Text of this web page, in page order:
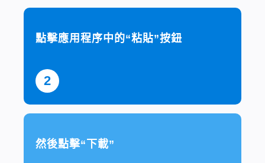
2
點擊應用程序中的“粘貼”按鈕
然後點擊“下載”